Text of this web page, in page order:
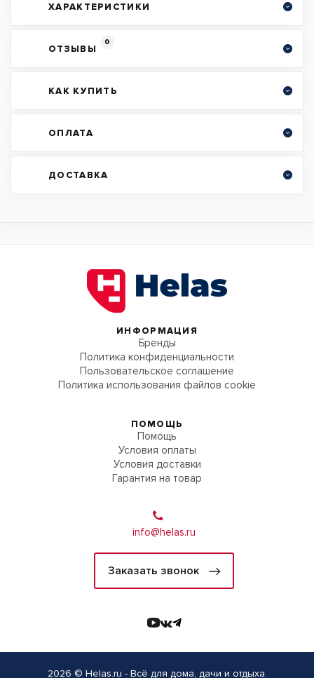
ХАРАКТЕРИСТИКИ
ОТЗЫВЫ
0
КАК КУПИТЬ
ОПЛАТА
ДОСТАВКА
ИНФОРМАЦИЯ
Бренды
Политика конфиденциальности
Пользовательское соглашение
Политика использования файлов cookie
ПОМОЩЬ
Помощь
Условия оплаты
Условия доставки
Гарантия на товар
info@helas.ru
Заказать звонок
2026 © Helas.ru - Всё для дома, дачи и отдыха.